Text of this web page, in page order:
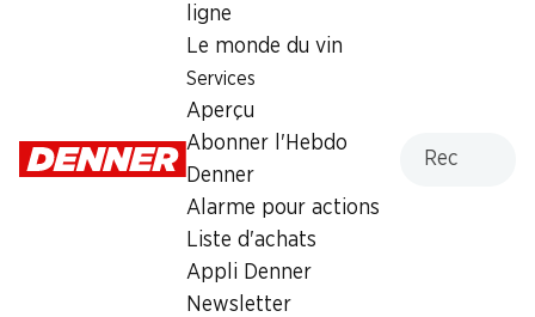
ligne
Le monde du vin
Services
Aperçu
Abonner l'Hebdo
Denner
Alarme pour actions
Liste d'achats
Appli Denner
Newsletter
Morges AOC La Côte
Robe jaune clair. Nez d’ananas avec une note de levure
fraîche. Élégant, avec une acidité pétillante.
au lieu de 8.95